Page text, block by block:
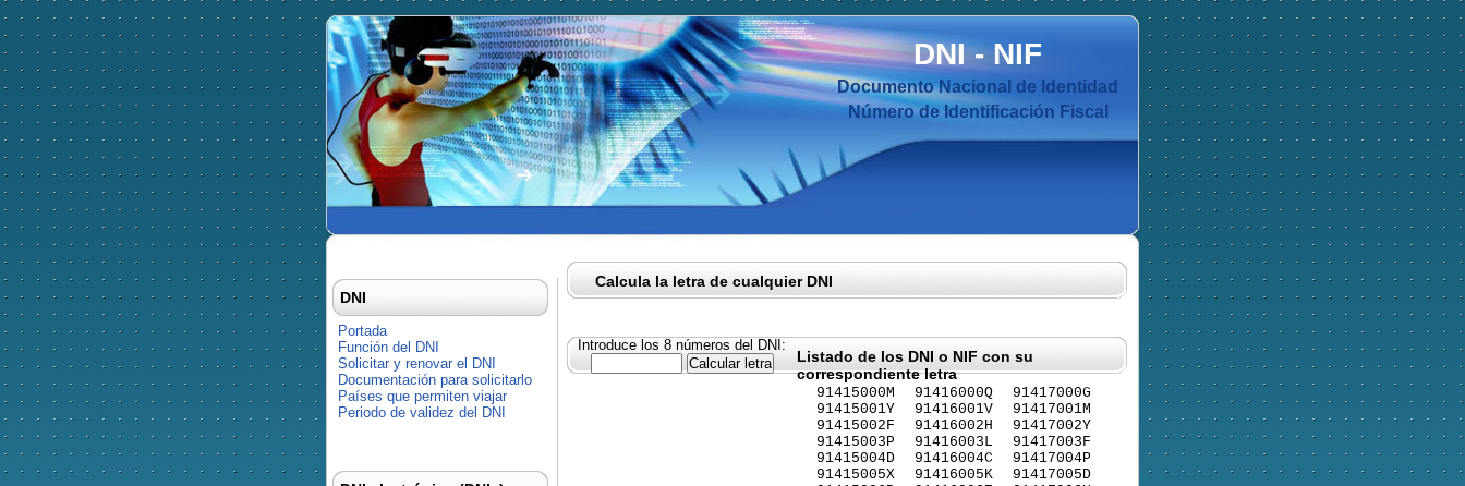
DNI-NIF
Documento Nacional de Identidad
Número de Identificación Fiscal
Calcula la letra de cualquier DNI
Introduce los 8 números del DNI:
Listado de los DNI o NIF con su
correspondiente letra
91415000M
91415001Y
91415002F
91415003P
91415004D
91415005X
91416000Q
91416001V
91416002H
91416003L
91416004C
91416005K
91417000G
91417001M
91417002Y
91417003F
91417004P
91417005D
DNI
Portada
Función del DNI
Solicitar y renovar el DNI
Documentación para solicitarlo
Países que permiten viajar
Periodo de validez del DNI